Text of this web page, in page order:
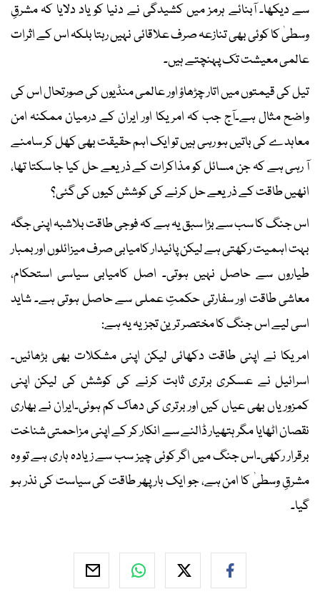
سے دیکھا۔ آبنائے ہرمز میں کشیدگی نے دنیا کو یاد دلایا کہ مشرقِ
وسطیٰ کا کوئی بھی تنازعہ صرف علاقائی نہیں رہتا بلکہ اس کے اثرات
عالمی معیشت تک پہنچتے ہیں۔
تیل کی قیمتوں میں اتار چڑھاؤ اور عالمی منڈیوں کی صورتحال اس کی
واضح مثال ہے۔آج جب کہ امریکا اور ایران کے درمیان ممکنہ امن
معاہدے کی باتیں ہو رہی ہیں تو ایک اہم حقیقت بھی کھل کر سامنے
آ رہی ہے کہ جن مسائل کو مذاکرات کے ذریعے حل کیا جا سکتا تھا،
انھیں طاقت کے ذریعے حل کرنے کی کوشش کیوں کی گئی؟
اس جنگ کا سب سے بڑا سبق یہ ہے کہ فوجی طاقت بلاشبہ اپنی جگہ
بہت اہمیت رکھتی ہے لیکن پائیدار کامیابی صرف میزائلوں اور بمبار
طیاروں سے حاصل نہیں ہوتی۔ اصل کامیابی سیاسی استحکام،
معاشی طاقت اور سفارتی حکمتِ عملی سے حاصل ہوتی ہے۔ شاید
اسی لیے اس جنگ کا مختصر ترین تجزیہ یہ ہے:
امریکا نے اپنی طاقت دکھائی لیکن اپنی مشکلات بھی بڑھائیں۔
اسرائیل نے عسکری برتری ثابت کرنے کی کوشش کی لیکن اپنی
کمزوریاں بھی عیاں کیں اور برتری کی دھاک کم ہوئی۔ایران نے بھاری
نقصان اٹھایا مگر ہتھیار ڈالنے سے انکار کر کے اپنی مزاحمتی شناخت
برقرار رکھی۔اس جنگ میں اگر کوئی چیز سب سے زیادہ ہاری ہے تو وہ
مشرقِ وسطیٰ کا امن ہے، جو ایک بار پھر طاقت کی سیاست کی نذر ہو
گیا۔